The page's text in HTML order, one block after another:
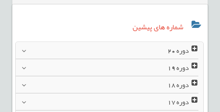
شماره های پیشین
دوره20
دوره19
دوره18
دوره17